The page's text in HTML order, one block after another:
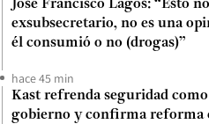
José Francisco Lagos: “Esto
exsubsecretario, no es una
él consumió o no (drogas)”
hace 45 min
Kast refrenda seguridad
gobierno y confirma reforma